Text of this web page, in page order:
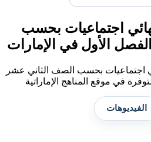
اجتماعيات بحسب
الأول في الإمارات
اجتماعيات بحسب الصف الثاني عشر
في موقع المناهج الإماراتية
الفيديوهات